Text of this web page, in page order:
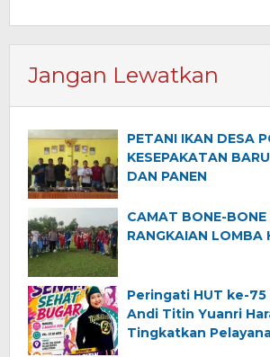
Jangan Lewatkan
PETANI IKAN DESA
KESEPAKATAN
DAN PANEN
CAMAT BONE-BONE
RANGKAIAN LOMBA
Peringati HUT ke-75
Andi Titin Yuanri
Tingkatkan